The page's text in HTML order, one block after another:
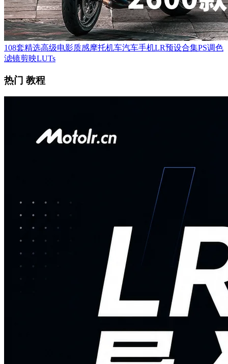
108套精选高级电影质感摩托机车汽车手机LR预设合集PS调色
滤镜剪映LUTs
热门 教程